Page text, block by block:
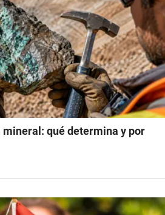
mineral: qué determina y por